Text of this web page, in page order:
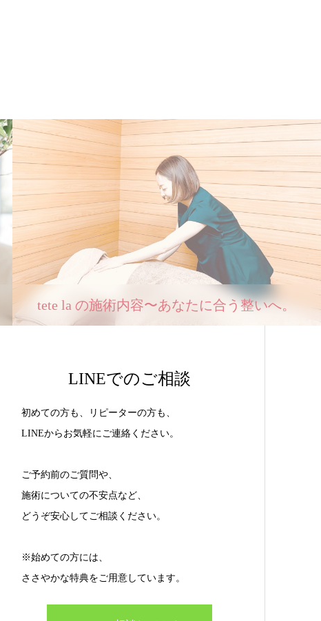
tete la の施術内容〜あなたに合う整いへ。
LINEでのご相談
初めての方も、リピーターの方も、
LINEからお気軽にご連絡ください。
ご予約前のご質問や、
施術についての不安点など、
どうぞ安心してご相談ください。
※始めての方には、
ささやかな特典をご用意しています。